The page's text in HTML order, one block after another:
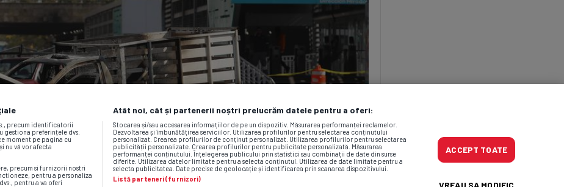
precum identificatorii
gestiona preferințele dvs.
moment pe pagina cu
nu vă vor afecta
precum si furnizorii nostri
pentru a personaliza
pentru a va oferi
Atât noi, cât și partenerii noștri prelucrăm datele pentru a oferi:
Stocarea și/sau accesarea informațiilor de pe un dispozitiv. Măsurarea performanței reclamelor.
Dezvoltarea și îmbunătățirea serviciilor. Utilizarea profilurilor pentru selectarea conținutului
personalizat. Crearea profilurilor de conținut personalizat. Utilizarea profilurilor pentru selectarea
publicității personalizate. Crearea profilurilor pentru publicitate personalizată. Măsurarea
performanței conținutului. Înțelegerea publicului prin statistici sau combinații de date din surse
diferite. Utilizarea datelor limitate pentru a selecta conținutul. Utilizarea de date limitate pentru a
selecta publicitatea. Date precise de geolocație și identificarea prin scanarea dispozitivului.
Listă parteneri (furnizori)
ACCEPT TOATE
VREAU SA MODIFIC